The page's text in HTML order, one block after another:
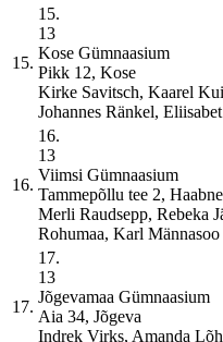
15.
15.
13
Kose Gümnaasium
Pikk 12, Kose
Kirke Savitsch, Kaarel
Johannes Ränkel,
16.
16.
13
Viimsi Gümnaasium
Tammepõllu tee 2,
Merli Raudsepp, Rebeka
Rohumaa, Karl Männasoo
17.
17.
13
Jõgevamaa Gümnaasium
Aia 34, Jõgeva
Indrek Virks, Amanda